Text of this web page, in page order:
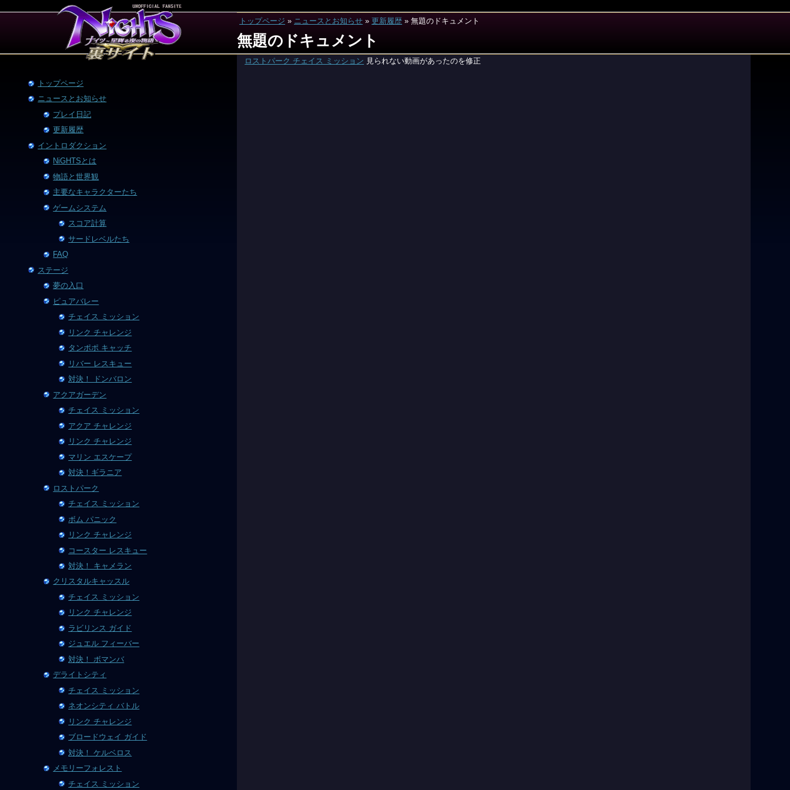
トップページ » ニュースとお知らせ »更新履歴 »無題のドキュメント
無題のドキュメント
トップページ
ニュースとお知らせ
プレイ日記
更新履歴
イントロダクション
NiGHTSとは
物語と世界観
主要なキャラクターたち
ゲームシステム
スコア計算
サードレベルたち
FAQ
ステージ
夢の入口
ピュアバレー
チェイス ミッション
リンク チャレンジ
タンポポ キャッチ
リバー レスキュー
対決！ ドンバロン
アクアガーデン
チェイス ミッション
アクア チャレンジ
リンク チャレンジ
マリン エスケープ
対決！ギラニア
ロストパーク
チェイス ミッション
ボム パニック
リンク チャレンジ
コースター レスキュー
対決！ キャメラン
クリスタルキャッスル
チェイス ミッション
リンク チャレンジ
ラビリンス ガイド
ジュエル フィーバー
対決！ ボマンバ
デライトシティ
チェイス ミッション
ネオンシティ バトル
リンク チャレンジ
ブロードウェイ ガイド
対決！ ケルベロス
メモリーフォレスト
チェイス ミッション
ロストパーク チェイス ミッション 見られない動画があったのを修正